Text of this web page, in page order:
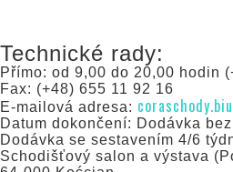
Technické rady:
Přímo: od 9,00 do 20,00 hodin
Fax: (+48) 655 11 92 16
E-mailová adresa:
Datum dokončení: Dodávka
Dodávka se sestavením 4/6
Schodišťový salon a výstava